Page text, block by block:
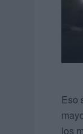
Eso
los